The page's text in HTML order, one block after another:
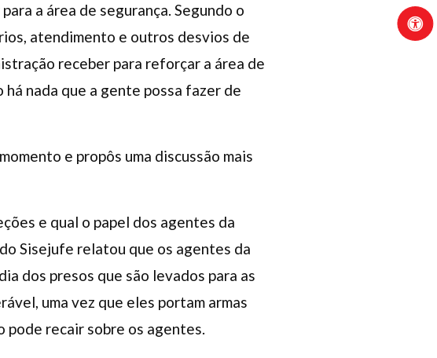
a área de segurança. Segundo o
atendimento e outros desvios de
receber para reforçar a área de
nada que a gente possa fazer de
e propôs uma discussão mais
e qual o papel dos agentes da
Sisejufe relatou que os agentes da
dos presos que são levados para as
uma vez que eles portam armas
pode recair sobre os agentes.